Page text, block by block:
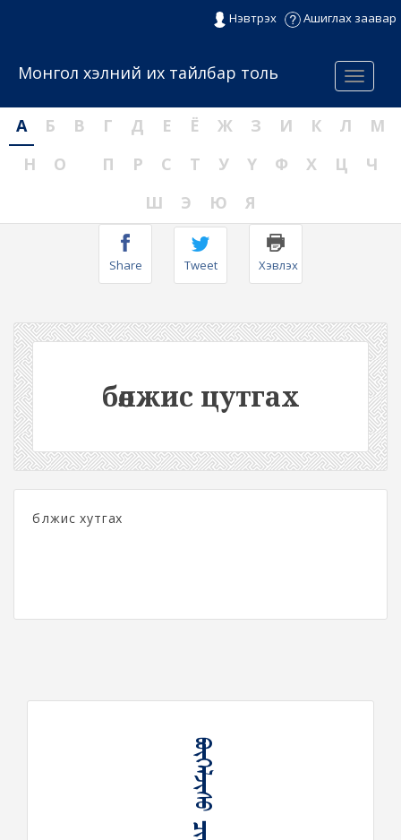
Нэвтрэх Ашиглах заавар
Menu
Монгол хэлний их тайлбар толь
А Б В Г Д Е Ё Ж З И К Л
М
Н
О П Р С Т У Ү Ф Х Ц
Ч
Ш
Э Ю Я
Share Tweet Хэвлэх
бөөлжис цутгах
бөөлжис хутгах